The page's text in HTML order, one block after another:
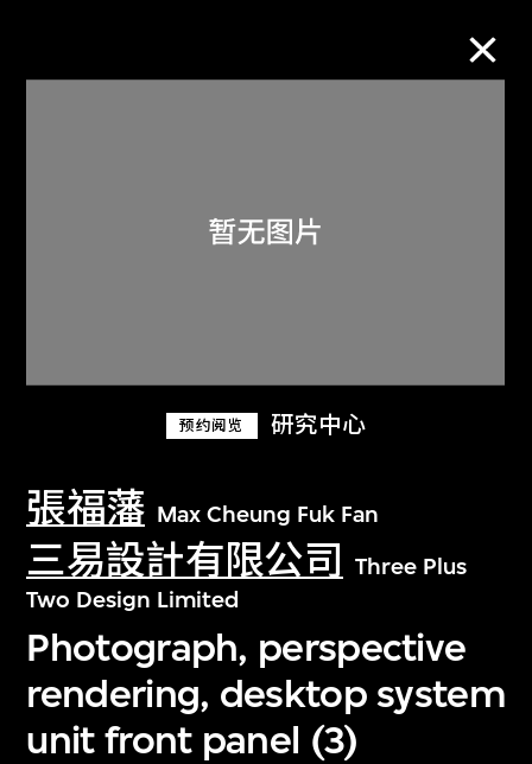
预约阅览 研究中心
張福藩 Max Cheung Fuk Fan
三易設計有限公司
Three Plus
Two Design Limited
Photograph, perspective
rendering, desktop system
unit front panel (3)
关于M+藏品
探索世界顶级的二十及二十一世纪视觉
文化藏品。